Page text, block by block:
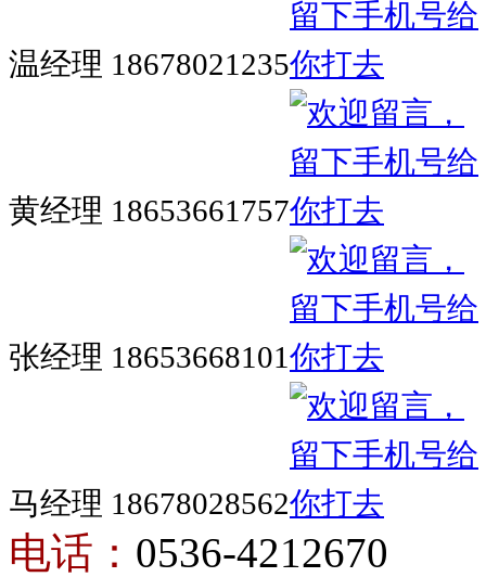
温经理 18678021235
黄经理 18653661757
张经理 18653668101
马经理 18678028562
电话： 0536-4212670